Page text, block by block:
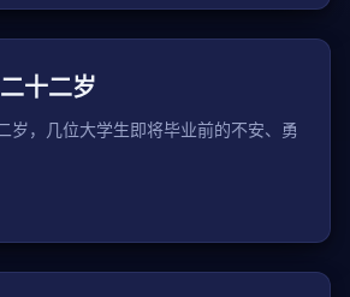
十二岁
岁，几位大学生即将毕业前的不安、勇